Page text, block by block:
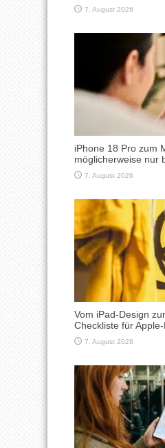
7. August 2026
iPhone 18 Pro zum
möglicherweise nur
7. August 2026
Vom iPad-Design
Checkliste für
7. August 2026